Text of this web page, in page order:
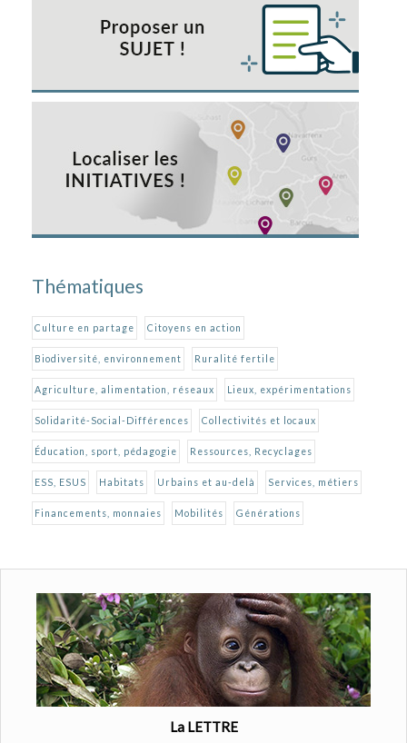
Thématiques
Culture en partage Citoyens en action
Biodiversité, environnement Ruralité fertile
Agriculture, alimentation, réseaux Lieux, expérimentations
Solidarité-Social-Différences Collectivités et locaux
Éducation, sport, pédagogie Ressources, Recyclages
ESS, ESUS Habitats Urbains et au-delà Services, métiers
Financements, monnaies Mobilités Générations
La LETTRE